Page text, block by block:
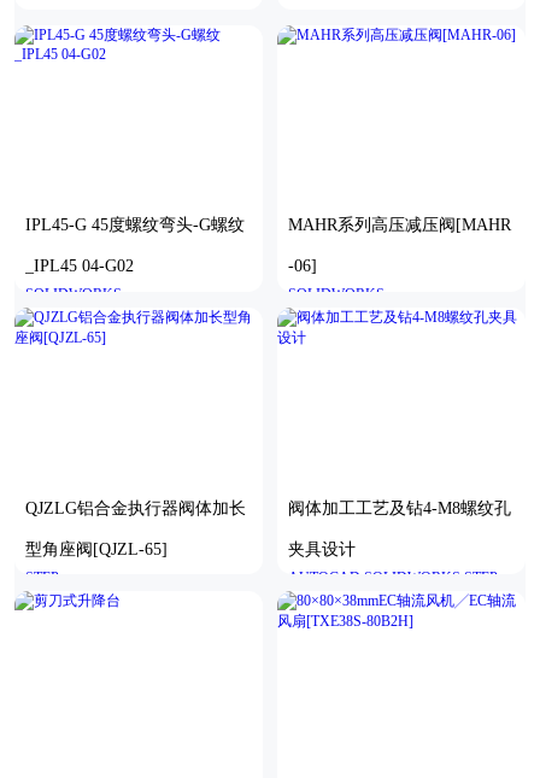
IPL45-G 45度螺纹弯头-G螺纹
_IPL45 04-G02
SOLIDWORKS
MAHR系列高压减压阀[MAHR
-06]
SOLIDWORKS
QJZLG铝合金执行器阀体加长
型角座阀[QJZL-65]
STEP
阀体加工工艺及钻4-M8螺纹孔
夹具设计
AUTOCAD,SOLIDWORKS,STEP